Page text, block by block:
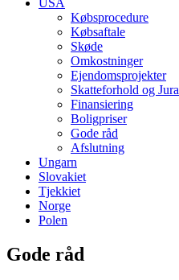
Købsprocedure
Købsaftale
Skøde
Omkostninger
Ejendomsprojekter
Skatteforhold og Jura
Finansiering
Boligpriser
Gode råd
Afslutning
Ungarn
Slovakiet
Tjekkiet
Norge
Polen
Gode råd